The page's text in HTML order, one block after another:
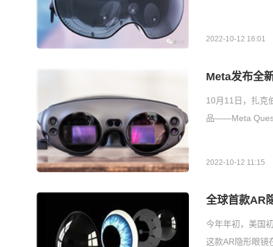
2022-10-12 16:01
Meta发布全
10月11日，扎克
品——Meta
2022-10-12 11:15
全球首款AR
今年年初，美国
这款AR隐形眼镜